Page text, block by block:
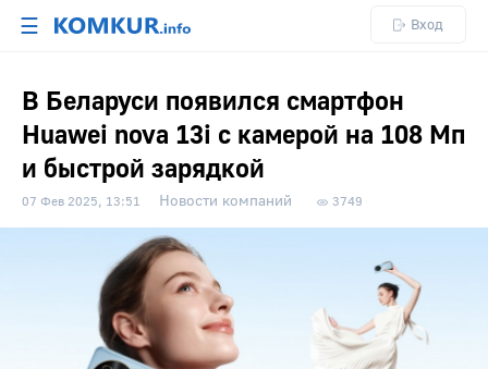
☰ Вход
В Беларуси появился смартфон
Huawei nova 13i с камерой на 108 Мп
и быстрой зарядкой
07 Фев 2025, 13:51 Новости компаний 3749